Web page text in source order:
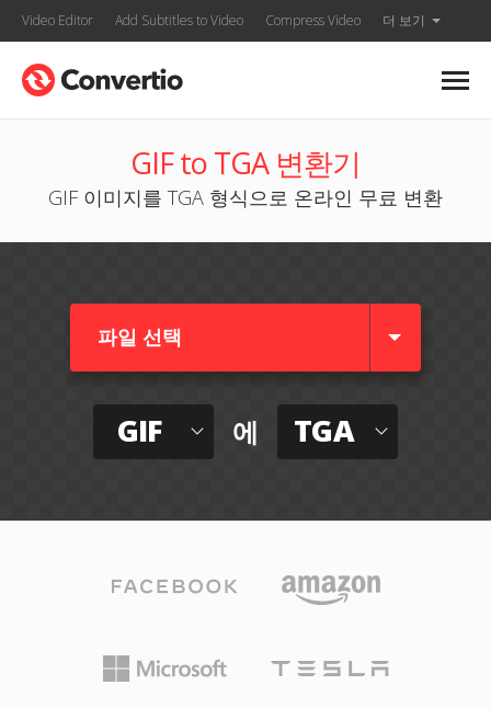
Video Editor Add Subtitles to Video Compress Video 더 보기
GIF to TGA 변환기
GIF 이미지를 TGA 형식으로 온라인 무료 변환
파일 선택
GIF 에 TGA